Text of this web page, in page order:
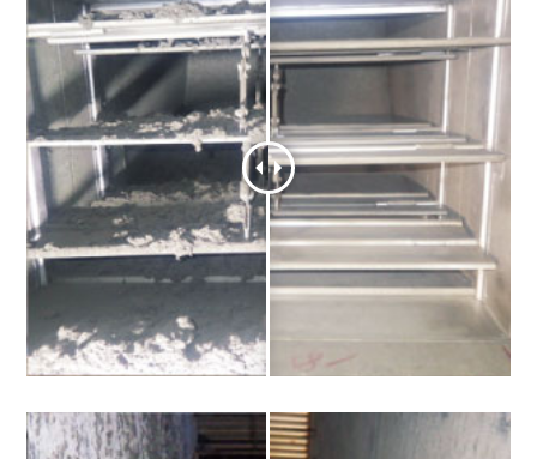
給気ダクト